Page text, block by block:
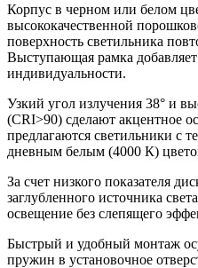
Корпус в черном или белом
высококачественной
поверхность светильника
Выступающая рамка
индивидуальности.
Узкий угол излучения 38° и
(CRI>90) сделают акцентное
предлагаются светильники с
дневным белым (4000 К)
За счет низкого показателя
заглубленного источника
освещение без слепящего
Быстрый и удобный монтаж
пружин в установочное